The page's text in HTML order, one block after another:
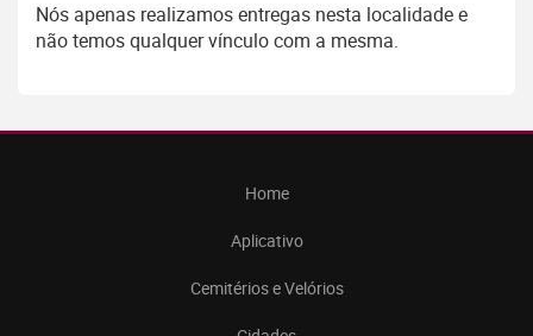
Nós apenas realizamos entregas nesta localidade e
não temos qualquer vínculo com a mesma.
Home
Aplicativo
Cemitérios e Velórios